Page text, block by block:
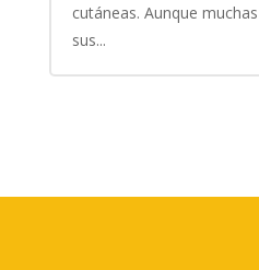
cutáneas. Aunque
sus...